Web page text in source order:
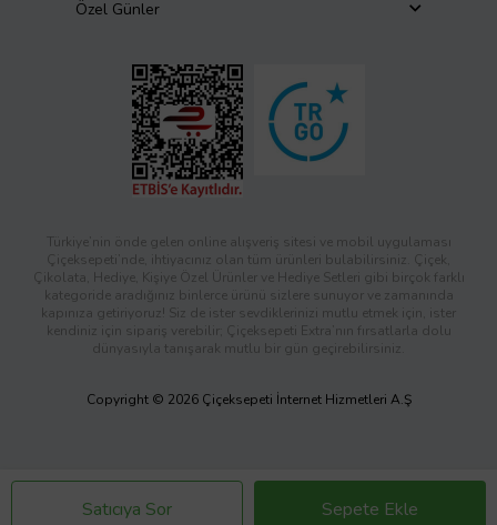
Satıcıya Sor Sepete Ekle
Özel Günler
Türkiye’nin önde gelen online alışveriş sitesi ve mobil uygulaması
Çiçeksepeti’nde, ihtiyacınız olan tüm ürünleri bulabilirsiniz. Çiçek,
Çikolata, Hediye, Kişiye Özel Ürünler ve Hediye Setleri gibi birçok farklı
kategoride aradığınız binlerce ürünü sizlere sunuyor ve zamanında
kapınıza getiriyoruz! Siz de ister sevdiklerinizi mutlu etmek için, ister
kendiniz için sipariş verebilir; Çiçeksepeti Extra’nın fırsatlarla dolu
dünyasıyla tanışarak mutlu bir gün geçirebilirsiniz.
Copyright © 2026 Çiçeksepeti İnternet Hizmetleri A.Ş